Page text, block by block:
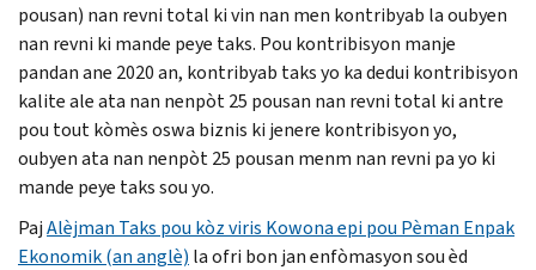
pousan) nan revni total ki vin nan men kontribyab la oubyen
nan revni ki mande peye taks. Pou kontribisyon manje
pandan ane 2020 an, kontribyab taks yo ka dedui kontribisyon
kalite ale ata nan nenpòt 25 pousan nan revni total ki antre
pou tout kòmès oswa biznis ki jenere kontribisyon yo,
oubyen ata nan nenpòt 25 pousan menm nan revni pa yo ki
mande peye taks sou yo.
PajAlèjman Taks pou kòz viris Kowona epi pou Pèman Enpak
Ekonomik (an anglè) la ofri bon jan enfòmasyon sou èd